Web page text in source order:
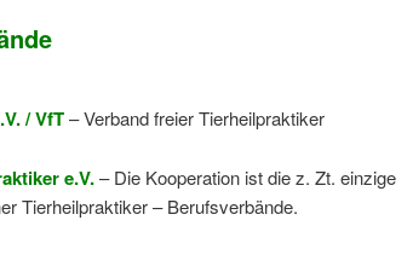
/ VfT– Verband freier Tierheilpraktiker
e.V.– Die Kooperation ist die z. Zt. einzige
Tierheilpraktiker – Berufsverbände.